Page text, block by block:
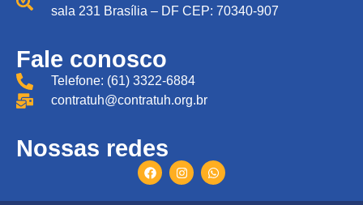
sala 231 Brasília – DF CEP: 70340-907
Fale conosco
Telefone: (61) 3322-6884
contratuh@contratuh.org.br
Nossas redes